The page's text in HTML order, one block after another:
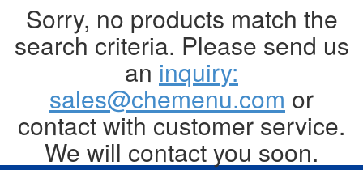
Sorry, no products match the
search criteria. Please send us
an inquiry:
sales@chemenu.com or
contact with customer service.
We will contact you soon.